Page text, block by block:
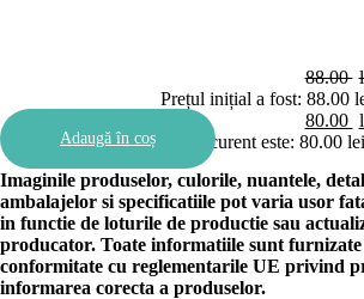
88.00
Prețul inițial a fost: 88.00
80.00
Prețul curent este: 80.00
Adaugă în coș
Imaginile produselor, culorile, nuantele,
ambalajelor si specificatiile pot varia usor
in functie de loturile de productie sau
producator. Toate informatiile sunt
conformitate cu reglementarile UE privind
informarea corecta a produselor.